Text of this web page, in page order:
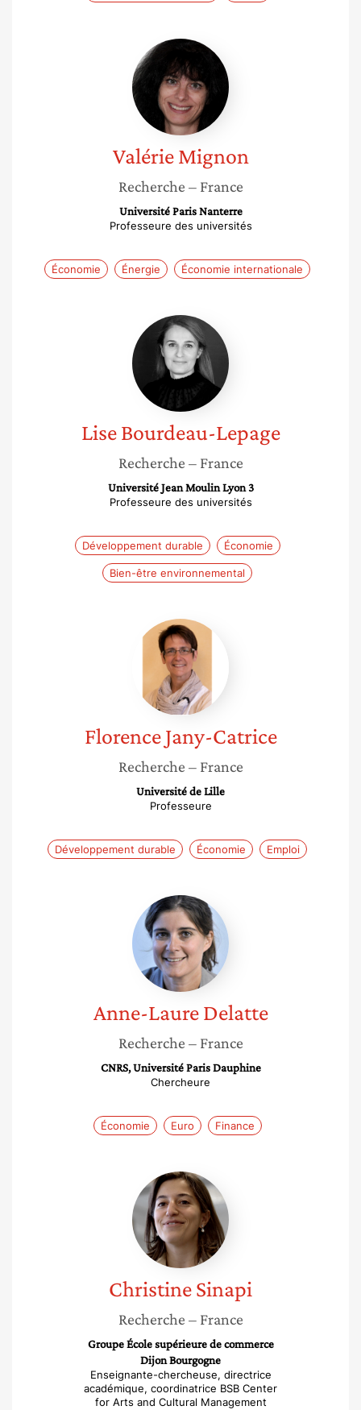
Valérie
Mignon
Valérie Mignon
Recherche – France
Université Paris Nanterre
Professeure des universités
Économie Énergie Économie internationale
Lise
Bourdeau-
Lepage
Lise Bourdeau-Lepage
Recherche – France
Université Jean Moulin Lyon 3
Professeure des universités
Développement durable Économie
Bien-être environnemental
Florence
Jany-
Catrice
Florence Jany-Catrice
Recherche – France
Université de Lille
Professeure
Développement durable Économie Emploi
Anne-
Laure
Delatte
Anne-Laure Delatte
Recherche – France
CNRS, Université Paris Dauphine
Chercheure
Économie Euro Finance
Christine
Sinapi
ChristineSinapi
Recherche – France
Groupe École supérieure de commerce
Dijon Bourgogne
Enseignante-chercheuse, directrice
académique, coordinatrice BSB Center
for Arts and Cultural Management